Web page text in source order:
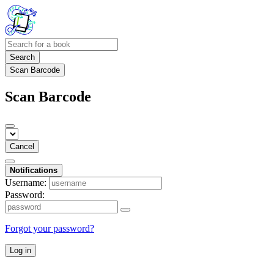
Search
Scan Barcode
Scan Barcode
Cancel
Notifications
Username:
Password:
Forgot your password?
Log in